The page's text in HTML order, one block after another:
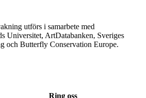
utförs i samarbete med
Universitet, ArtDatabanken, Sveriges
och Butterfly Conservation Europe.
Ring oss